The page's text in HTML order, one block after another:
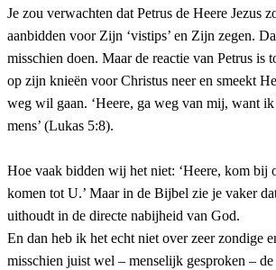
Je zou verwachten dat Petrus de Heere Jezus
aanbidden voor Zijn ‘vistips’ en Zijn zegen.
misschien doen. Maar de reactie van Petrus is
op zijn knieën voor Christus neer en smeekt
weg wil gaan. ‘Heere, ga weg van mij, want
mens’ (Lukas 5:8).
Hoe vaak bidden wij het niet: ‘Heere, kom bij
komen tot U.’ Maar in de Bijbel zie je vaker
uithoudt in de directe nabijheid van God.
En dan heb ik het echt niet over zeer zondige
misschien juist wel – menselijk gesproken –